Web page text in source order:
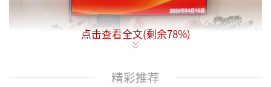
点击查看全文(剩余78%)
精彩推荐